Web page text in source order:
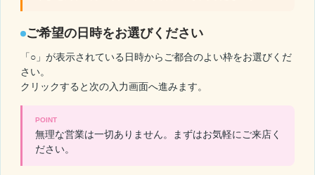
ご希望の日時をお選びください
「○」が表示されている日時からご都合のよい枠をお選びくだ
さい。
クリックすると次の入力画面へ進みます。
POINT
無理な営業は一切ありません。まずはお気軽にご来店く
ださい。